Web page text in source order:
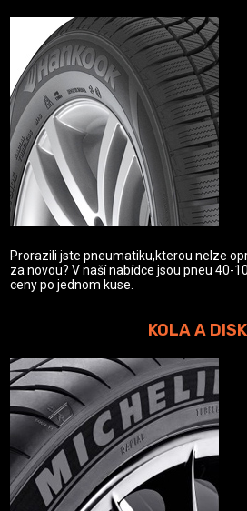
Prorazili jste pneumatiku,kterou nelze
za novou? V naší nabídce jsou pneu 40-
ceny po jednom kuse.
KOLA A